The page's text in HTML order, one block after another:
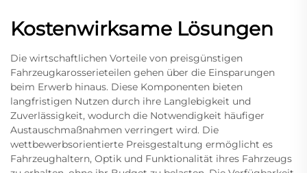
Kostenwirksame Lösungen
Die wirtschaftlichen Vorteile von preisgünstigen
Fahrzeugkarosserieteilen gehen über die Einsparungen
beim Erwerb hinaus. Diese Komponenten bieten
langfristigen Nutzen durch ihre Langlebigkeit und
Zuverlässigkeit, wodurch die Notwendigkeit häufiger
Austauschmaßnahmen verringert wird. Die
wettbewerbsorientierte Preisgestaltung ermöglicht es
Fahrzeughaltern, Optik und Funktionalität ihres Fahrzeugs